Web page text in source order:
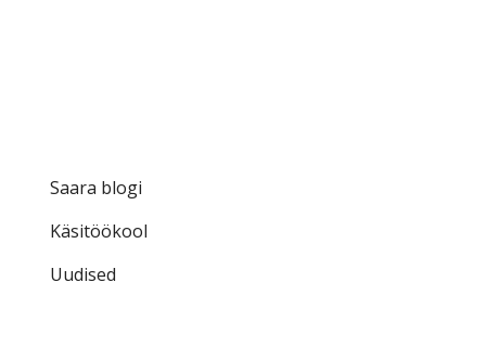
Saara blogi
Käsitöökool
Uudised